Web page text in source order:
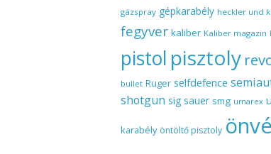
gázspray gépkarabély heckler und
fegyver kaliber Kaliber magazin
pistol pisztoly
bullet Ruger selfdefence
shotgun sig sauer smg umarex
karabély öntöltő pisztoly